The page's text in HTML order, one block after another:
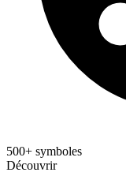
500+ symboles
Découvrir